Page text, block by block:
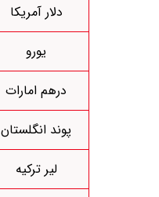
دلار آمریکا
یورو
درهم امارات
پوند انگلستان
لیر ترکیه